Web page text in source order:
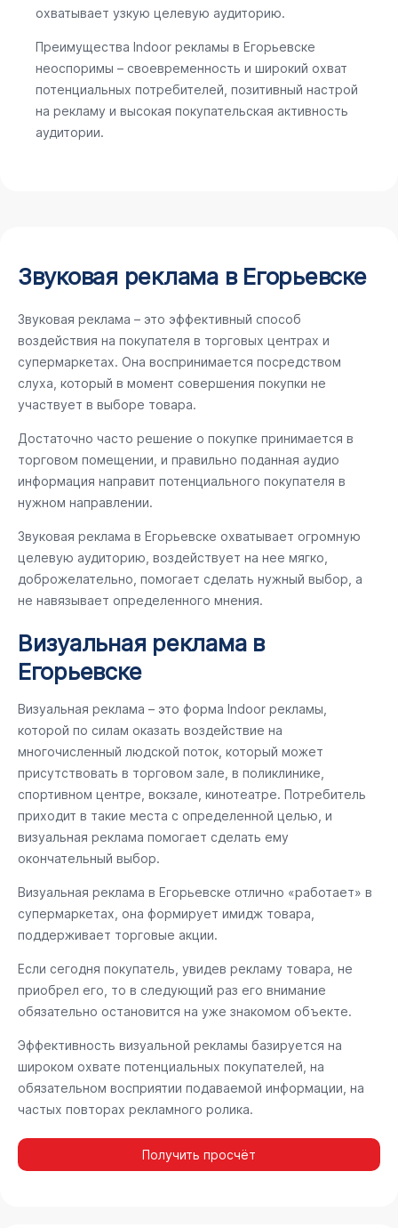
охватывает узкую целевую аудиторию.
Преимущества Indoor рекламы в Егорьевске
неоспоримы – своевременность и широкий охват
потенциальных потребителей, позитивный настрой
на рекламу и высокая покупательская активность
аудитории.
Звуковая реклама в Егорьевске
Звуковая реклама – это эффективный способ
воздействия на покупателя в торговых центрах и
супермаркетах. Она воспринимается посредством
слуха, который в момент совершения покупки не
участвует в выборе товара.
Достаточно часто решение о покупке принимается в
торговом помещении, и правильно поданная аудио
информация направит потенциального покупателя в
нужном направлении.
Звуковая реклама в Егорьевске охватывает огромную
целевую аудиторию, воздействует на нее мягко,
доброжелательно, помогает сделать нужный выбор, а
не навязывает определенного мнения.
Визуальная реклама в
Егорьевске
Визуальная реклама – это форма Indoor рекламы,
которой по силам оказать воздействие на
многочисленный людской поток, который может
присутствовать в торговом зале, в поликлинике,
спортивном центре, вокзале, кинотеатре. Потребитель
приходит в такие места с определенной целью, и
визуальная реклама помогает сделать ему
окончательный выбор.
Визуальная реклама в Егорьевске отлично «работает» в
супермаркетах, она формирует имидж товара,
поддерживает торговые акции.
Если сегодня покупатель, увидев рекламу товара, не
приобрел его, то в следующий раз его внимание
обязательно остановится на уже знакомом объекте.
Эффективность визуальной рекламы базируется на
широком охвате потенциальных покупателей, на
обязательном восприятии подаваемой информации, на
частых повторах рекламного ролика.
Получить просчёт